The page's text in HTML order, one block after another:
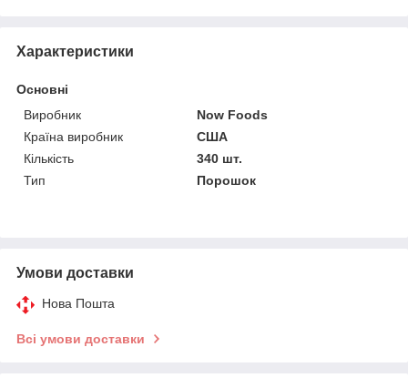
Характеристики
Основні
Виробник
Now Foods
Країна виробник
США
Кількість
340 шт.
Тип
Порошок
Умови доставки
Нова Пошта
Всі умови доставки